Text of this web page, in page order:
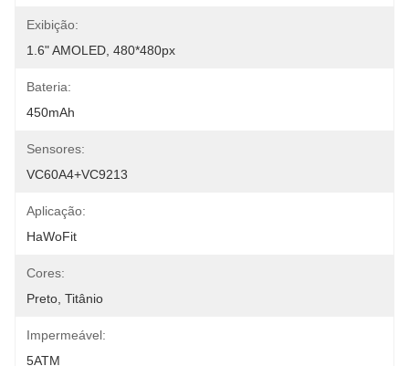
Exibição:
1.6" AMOLED, 480*480px
Bateria:
450mAh
Sensores:
VC60A4+VC9213
Aplicação:
HaWoFit
Cores:
Preto, Titânio
Impermeável:
5ATM